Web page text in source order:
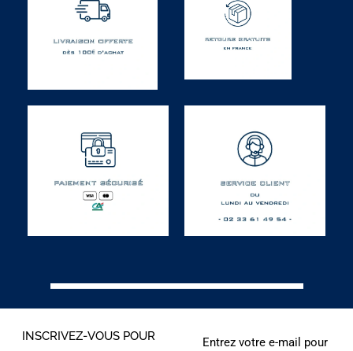
INSCRIVEZ-VOUS POUR
Entrez votre e-mail pour